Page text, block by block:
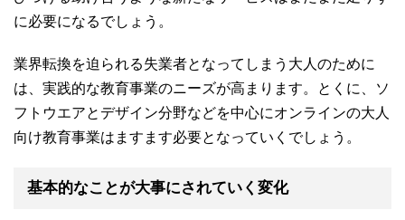
に必要になるでしょう。
業界転換を迫られる失業者となってしまう大人のために
は、実践的な教育事業のニーズが高まります。とくに、ソ
フトウエアとデザイン分野などを中心にオンラインの大人
向け教育事業はますます必要となっていくでしょう。
基本的なことが大事にされていく変化